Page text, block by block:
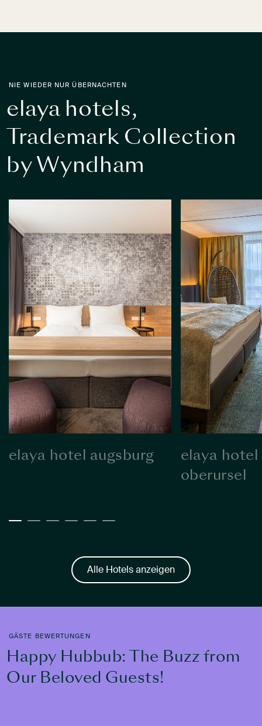
NIE WIEDER NUR ÜBERNACHTEN
elaya hotels,
Trademark Collection
by Wyndham
elaya hotel augsburg
elaya
oberursel
Alle Hotels anzeigen
GÄSTE BEWERTUNGEN
Happy Hubbub: The Buzz from
Our Beloved Guests!